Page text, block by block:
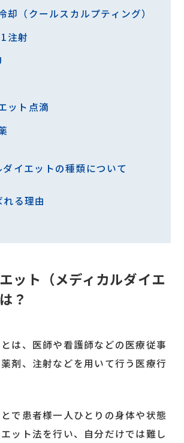
却（クールスカルプティング）
注射
ット点滴
ダイエットの種類について
る理由
ット（メディカルダイエ
？
は、医師や看護師などの医療従事
剤、注射などを用いて行う医療行
で患者様一人ひとりの身体や状態
ット法を行い、自分だけでは難し